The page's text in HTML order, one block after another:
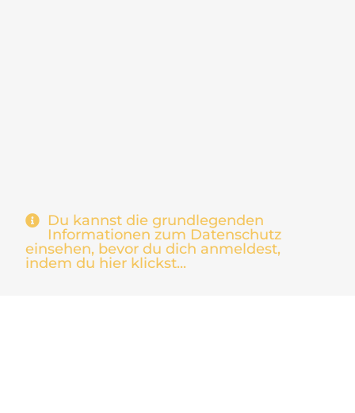
Du kannst die grundlegenden
Informationen zum Datenschutz
einsehen, bevor du dich anmeldest,
indem du hier klickst...